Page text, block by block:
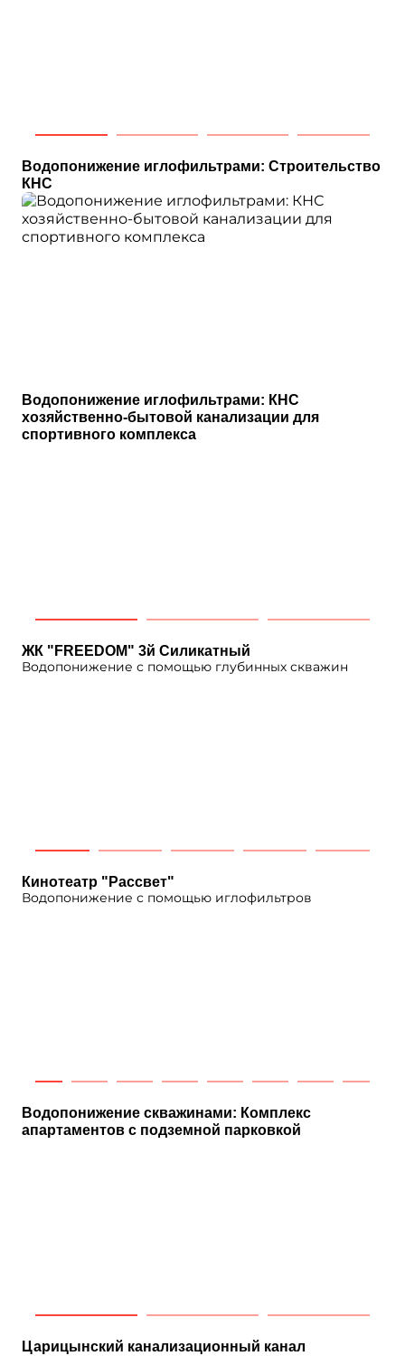
Водопонижение иглофильтрами: Строительство
КНС
Водопонижение иглофильтрами: КНС
хозяйственно-бытовой канализации для
спортивного комплекса
ЖК "FREEDOM" 3й Силикатный
Водопонижение с помощью глубинных скважин
Кинотеатр "Рассвет"
Водопонижение с помощью иглофильтров
Водопонижение скважинами: Комплекс
апартаментов с подземной парковкой
Царицынский канализационный канал